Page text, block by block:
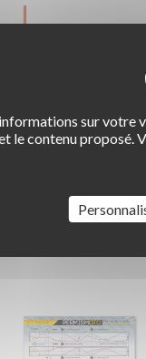
sur votre
le contenu proposé.